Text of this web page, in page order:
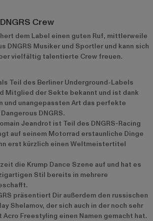
Crew
dem Label einen guten Ruf, mittlerweile
DNGRS Musiker und Sportler und kann sich
vielfältig talentierte Crew freuen.
Teil des Berliner Underground-Labels
Mitglied der Sekte bekannt und ist dank
und unangepassten Art das perfekte
DNGRS.
Jeandrot ist Teil des DNGRS-Racing
auf seinem Motorrad erstaunliche Dinge
erst kürzlich einen Weltmeistertitel
die Krump Dance Szene auf und hat es
Stil bereits in mehrere
präsentiert Dir außerdem den russischen
Shelamov, der sich auch in der noch sehr
Freestyling einen Namen gemacht hat.